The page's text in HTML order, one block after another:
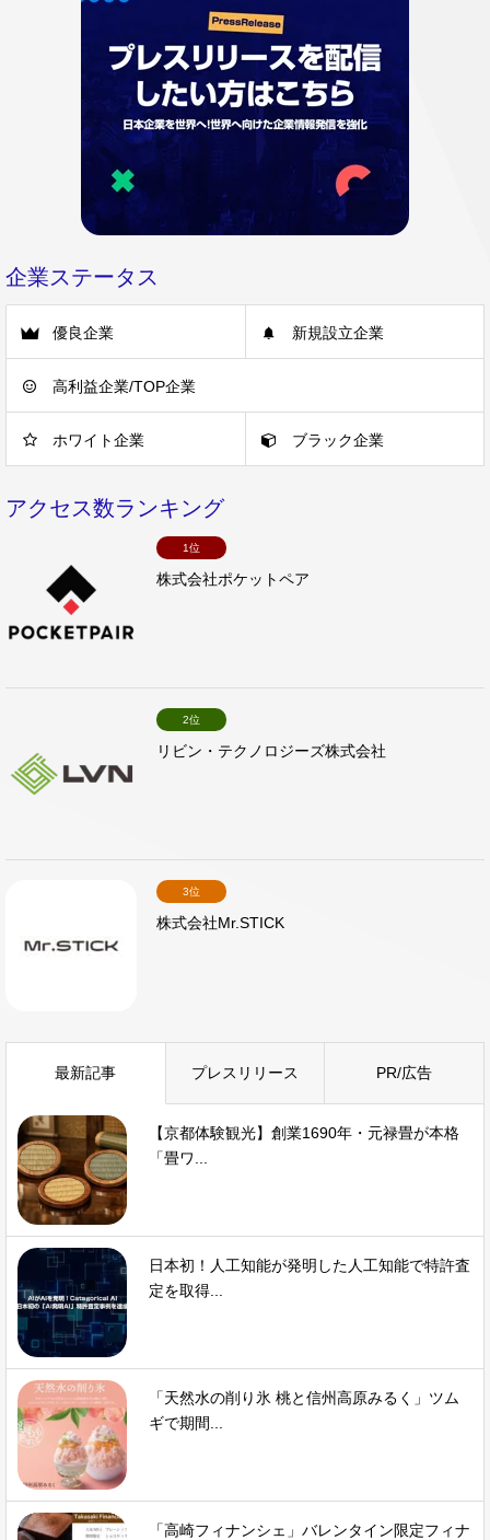
企業ステータス
優良企業 新規設立企業
高利益企業/TOP企業
ホワイト企業 ブラック企業
アクセス数ランキング
1位
株式会社ポケットペア
2位
リビン・テクノロジーズ株式会社
3位
株式会社Mr.STICK
最新記事 プレスリリース PR/広告
【京都体験観光】創業1690年・元禄畳が本格
「畳ワ...
日本初！人工知能が発明した人工知能で特許査
定を取得...
「天然水の削り氷 桃と信州高原みるく」ツム
ギで期間...
「高崎フィナンシェ」バレンタイン限定フィナ